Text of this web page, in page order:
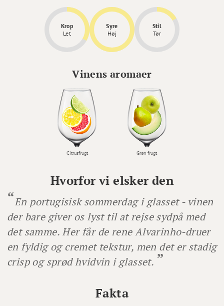
Hvorfor vi elsker den
En portugisisk sommerdag i glasset - vinen
der bare giver os lyst til at rejse sydpå med
det samme. Her får de rene Alvarinho-druer
en fyldig og cremet tekstur, men det er stadig
crisp og sprød hvidvin i glasset.
Fakta
Krop
Let
Syre
Høj
Stil
Tør
Vinens aromaer
Citrusfrugt Grøn frugt